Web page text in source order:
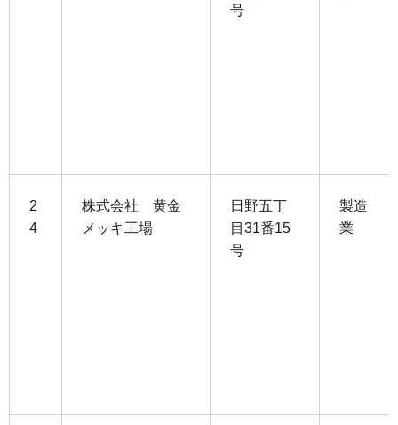
号
2
4
株式会社 黄金
メッキ工場
日野五丁
目31番15
号
製造
業